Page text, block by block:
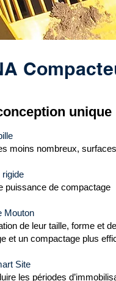
unique
moins nombreux,
puissance de compactage
Mouton
de leur taille, forme et
et un compactage plus
Site
les périodes